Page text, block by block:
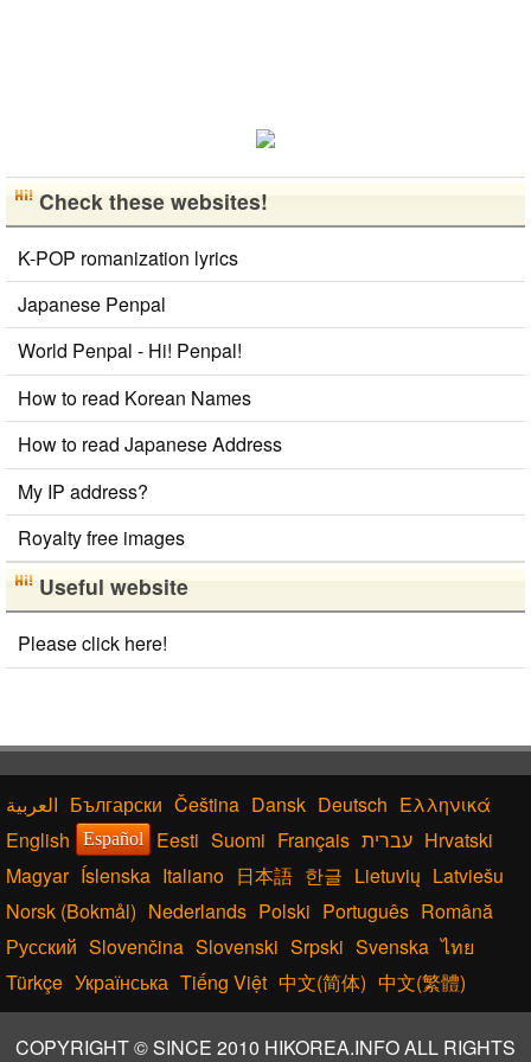
Check these websites!
K-POP romanization lyrics
Japanese Penpal
World Penpal - Hi! Penpal!
How to read Korean Names
How to read Japanese Address
My IP address?
Royalty free images
Useful website
Please click here!
Български Čeština Dansk Deutsch Ελληνικά
English
Español Eesti Suomi Français עברית Hrvatski
Magyar Íslenska Italiano 日本語 한글 Lietuvių Latviešu
Norsk (Bokmål) Nederlands Polski Português Română
Русский Slovenčina Slovenski Srpski Svenska ไทย
Türkçe Українська Tiếng Việt 中文(简体) 中文(繁體)
COPYRIGHT © SINCE 2010 HIKOREA.INFO ALL RIGHTS